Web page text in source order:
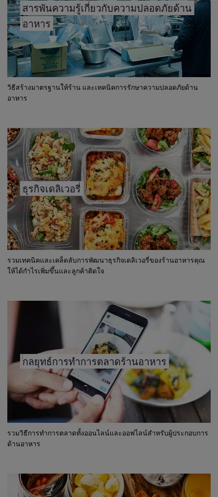
สารพันความรู้เกี่ยวกับความปลอดภัยด้าน
อาหาร
วิธีสร้างมาตรฐานให้ร้าน และเทคนิคการรักษาความปลอดภัยด้าน
อาหาร
ธุรกิจเดลิเวอรี่
รวมเทคนิคและเคล็ดลับการพัฒนาธุรกิจเดลิเวอรี่ของร้านอาหารคุณ
ให้ได้กำไรเพิ่มขึ้นและลูกค้าติดใจ
กลยุทธ์การทำการตลาดร้านอาหาร
รวมวิธีการทำการตลาดทั้งออนไลน์และออฟไลน์สำหรับผู้ประกอบการ
ด้านอาหาร